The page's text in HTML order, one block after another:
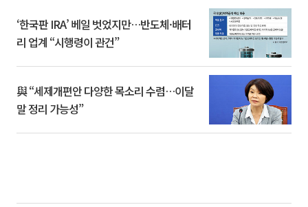
‘한국판 IRA’ 베일 벗었지만…반도체·배터
리 업계 “시행령이 관건”
與 “세제개편안 다양한 목소리 수렴…이달
말 정리 가능성”